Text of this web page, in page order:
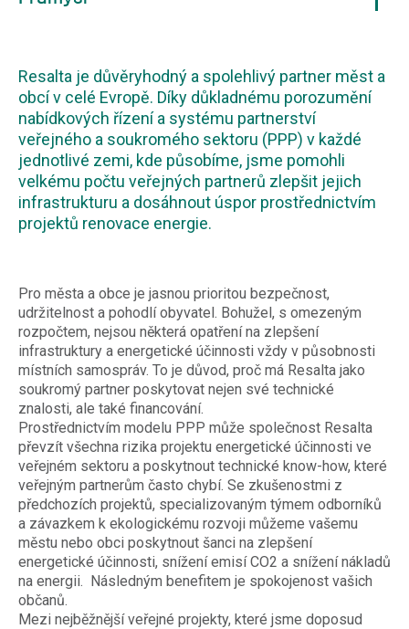
Resalta je důvěryhodný a spolehlivý partner měst a
obcí v celé Evropě. Díky důkladnému porozumění
nabídkových řízení a systému partnerství
veřejného a soukromého sektoru (PPP) v každé
jednotlivé zemi, kde působíme, jsme pomohli
velkému počtu veřejných partnerů zlepšit jejich
infrastrukturu a dosáhnout úspor prostřednictvím
projektů renovace energie.
Pro města a obce je jasnou prioritou bezpečnost,
udržitelnost a pohodlí obyvatel. Bohužel, s omezeným
rozpočtem, nejsou některá opatření na zlepšení
infrastruktury a energetické účinnosti vždy v působnosti
místních samospráv. To je důvod, proč má Resalta jako
soukromý partner poskytovat nejen své technické
znalosti, ale také financování.
Prostřednictvím modelu PPP může společnost Resalta
převzít všechna rizika projektu energetické účinnosti ve
veřejném sektoru a poskytnout technické know-how, které
veřejným partnerům často chybí. Se zkušenostmi z
předchozích projektů, specializovaným týmem odborníků
a závazkem k ekologickému rozvoji můžeme vašemu
městu nebo obci poskytnout šanci na zlepšení
energetické účinnosti, snížení emisí CO2 a snížení nákladů
na energii. Následným benefitem je spokojenost vašich
občanů.
Mezi nejběžnější veřejné projekty, které jsme doposud